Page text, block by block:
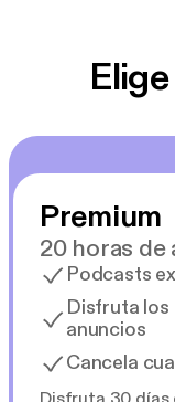
Premium
20 horas
Podcasts
Disfruta los
anuncios
Cancela